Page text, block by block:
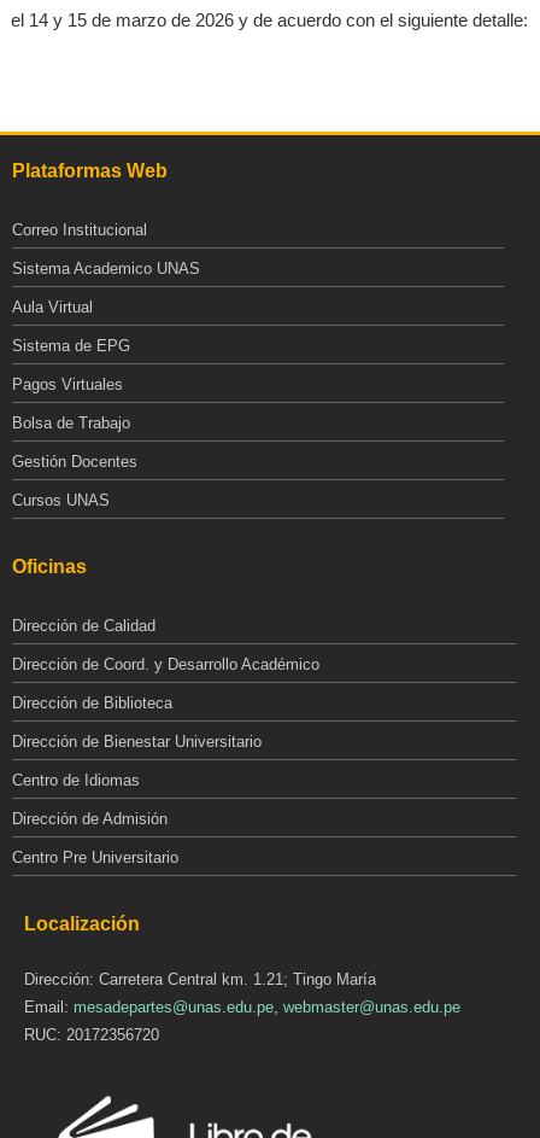
el 14 y 15 de marzo de 2026 y de acuerdo con el siguiente detalle:
Plataformas Web
Correo Institucional
Sistema Academico UNAS
Aula Virtual
Sistema de EPG
Pagos Virtuales
Bolsa de Trabajo
Gestión Docentes
Cursos UNAS
Oficinas
Dirección de Calidad
Dirección de Coord. y Desarrollo Académico
Dirección de Biblioteca
Dirección de Bienestar Universitario
Centro de Idiomas
Dirección de Admisión
Centro Pre Universitario
Localización
Dirección: Carretera Central km. 1.21; Tingo María
Email: mesadepartes@unas.edu.pe, webmaster@unas.edu.pe
RUC: 20172356720